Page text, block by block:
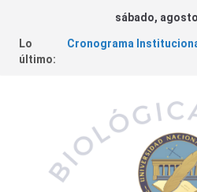
sábado,
Lo
último:
Cronograma
Proyectos
INBIOSUR y su aporte
públicas locales
Cáncer de Colon |